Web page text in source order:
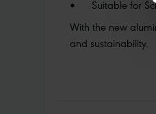
•
Suitable for
With the new
and sustainability.